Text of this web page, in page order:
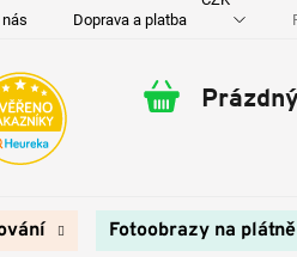
nás Doprava a platba Kontakty
Fotoobrazy na plátně